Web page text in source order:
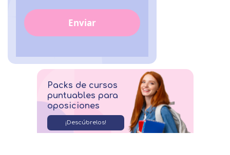
Enviar
Packs de cursos
puntuables para
oposiciones
¡Descúbrelos!